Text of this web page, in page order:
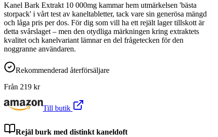
Kanel Bark Extrakt 10 000mg kammar hem utmärkelsen 'bästa
storpack' i vårt test av kaneltabletter, tack vare sin generösa mängd
och låga pris per dos. För dig som vill ha ett rejält lager tillskott är
detta svårslaget – men den otydliga märkningen kring extraktets
kvalitet och kanelvariant lämnar en del frågetecken för den
noggranne användaren.
Rekommenderad återförsäljare
Från 219 kr
Till butik
Rejäl burk med distinkt kaneldoft